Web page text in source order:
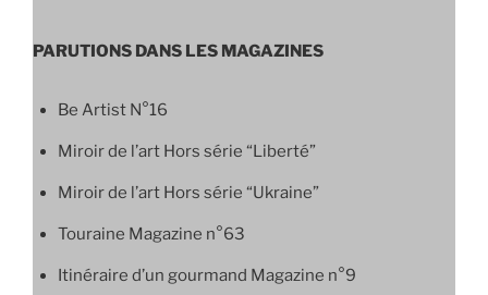
PARUTIONS DANS LES MAGAZINES
Be Artist N°16
Miroir de l’art Hors série “Liberté”
Miroir de l’art Hors série “Ukraine”
Touraine Magazine n°63
Itinéraire d’un gourmand Magazine n°9